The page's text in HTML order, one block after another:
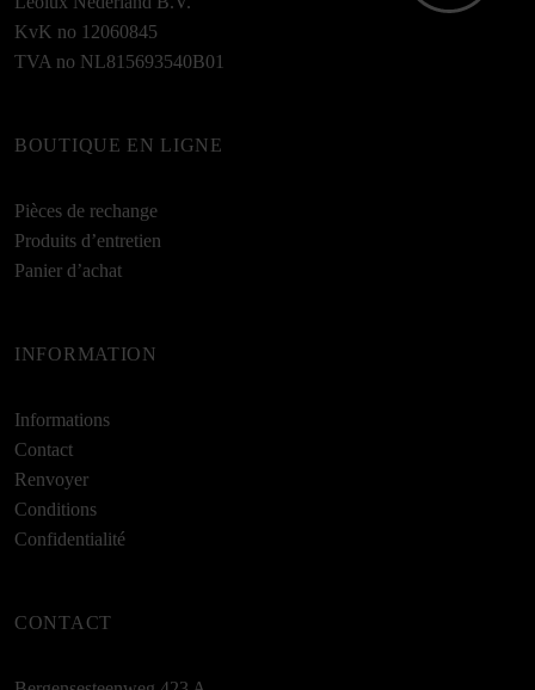
KvK no 12060845
TVA no NL815693540B01
BOUTIQUE EN LIGNE
Pièces de rechange
Produits d’entretien
Panier d’achat
INFORMATION
Informations
Contact
Renvoyer
Conditions
Confidentialité
CONTACT